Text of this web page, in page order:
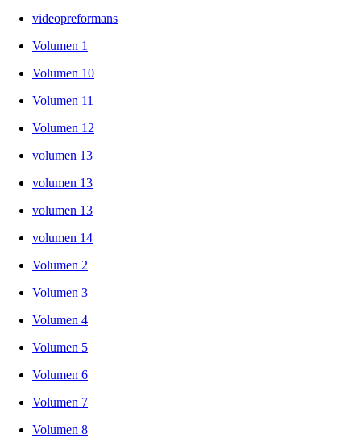
videopreformans
Volumen 1
Volumen 10
Volumen 11
Volumen 12
volumen 13
volumen 13
volumen 13
volumen 14
Volumen 2
Volumen 3
Volumen 4
Volumen 5
Volumen 6
Volumen 7
Volumen 8